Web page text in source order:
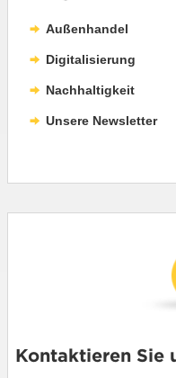
Außenhandel
Digitalisierung
Nachhaltigkeit
Unsere Newsletter
Kontaktieren Sie